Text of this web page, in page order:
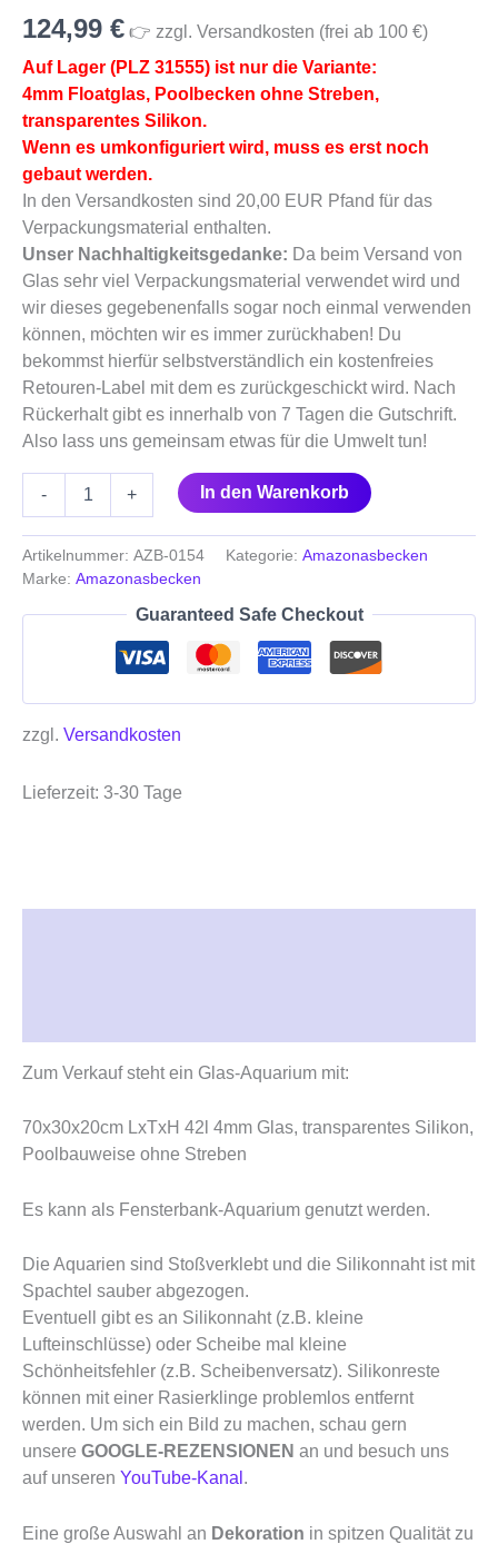
124,99 € 👉 zzgl. Versandkosten (frei ab 100 €)
Auf Lager (PLZ 31555) ist nur die Variante:
4mm Floatglas, Poolbecken ohne Streben,
transparentes Silikon.
Wenn es umkonfiguriert wird, muss es erst noch
gebaut werden.
In den Versandkosten sind 20,00 EUR Pfand für das
Verpackungsmaterial enthalten.
Unser Nachhaltigkeitsgedanke: Da beim Versand von
Glas sehr viel Verpackungsmaterial verwendet wird und
wir dieses gegebenenfalls sogar noch einmal verwenden
können, möchten wir es immer zurückhaben! Du
bekommst hierfür selbstverständlich ein kostenfreies
Retouren-Label mit dem es zurückgeschickt wird. Nach
Rückerhalt gibt es innerhalb von 7 Tagen die Gutschrift.
Also lass uns gemeinsam etwas für die Umwelt tun!
-
31555)
+ In den Warenkorb
Artikelnummer: AZB-0154 Kategorie: Amazonasbecken
Marke: Amazonasbecken
Guaranteed Safe Checkout
zzgl. Versandkosten
Lieferzeit: 3-30 Tage
Zum Verkauf steht ein Glas-Aquarium mit:
70x30x20cm LxTxH 42l 4mm Glas, transparentes Silikon,
Poolbauweise ohne Streben
Es kann als Fensterbank-Aquarium genutzt werden.
Die Aquarien sind Stoßverklebt und die Silikonnaht ist mit
Spachtel sauber abgezogen.
Eventuell gibt es an Silikonnaht (z.B. kleine
Lufteinschlüsse) oder Scheibe mal kleine
Schönheitsfehler (z.B. Scheibenversatz). Silikonreste
können mit einer Rasierklinge problemlos entfernt
werden. Um sich ein Bild zu machen, schau gern
unsere GOOGLE-REZENSIONEN an und besuch uns
auf unseren YouTube-Kanal .
Eine große Auswahl an Dekoration in spitzen Qualität zu